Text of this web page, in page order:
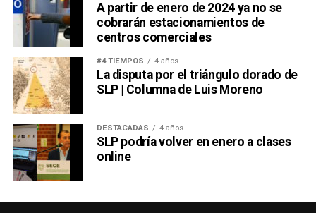
A partir de enero de 2024 ya no se
cobrarán estacionamientos de
centros comerciales
#4 TIEMPOS 4 años
La disputa por el triángulo dorado de
SLP | Columna de Luis Moreno
DESTACADAS 4 años
SLP podría volver en enero a clases
online